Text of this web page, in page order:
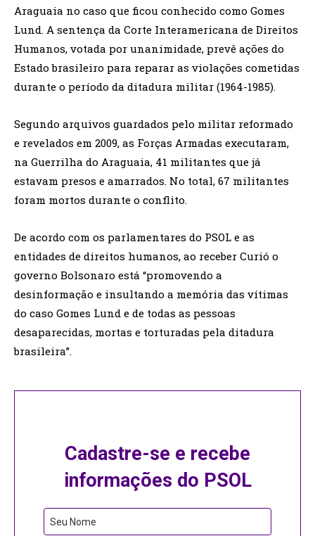
Araguaia no caso que ficou conhecido como Gomes
Lund. A sentença da Corte Interamericana de Direitos
Humanos, votada por unanimidade, prevê ações do
Estado brasileiro para reparar as violações cometidas
durante o período da ditadura militar (1964-1985).
Segundo arquivos guardados pelo militar reformado
e revelados em 2009, as Forças Armadas executaram,
na Guerrilha do Araguaia, 41 militantes que já
estavam presos e amarrados. No total, 67 militantes
foram mortos durante o conflito.
De acordo com os parlamentares do PSOL e as
entidades de direitos humanos, ao receber Curió o
governo Bolsonaro está “promovendo a
desinformação e insultando a memória das vítimas
do caso Gomes Lund e de todas as pessoas
desaparecidas, mortas e torturadas pela ditadura
brasileira”.
Cadastre-se e recebe
informações do PSOL
Company
Name
Seu Nome